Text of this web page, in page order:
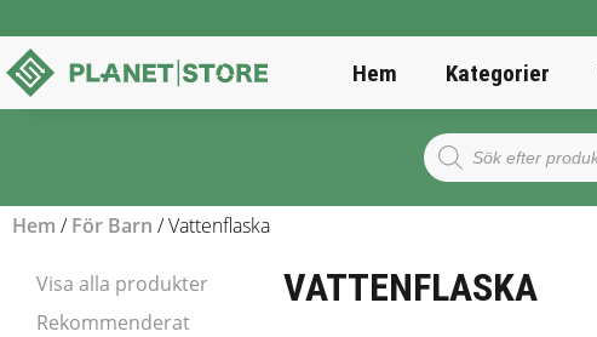
Hem Kategorier
Products
search
Hem /För Barn / Vattenflaska
Visa alla produkter
Rekommenderat
VATTENFLASKA